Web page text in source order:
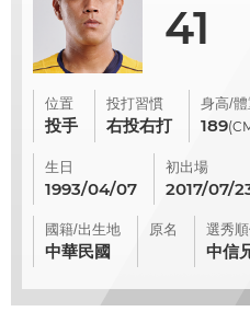
41
位置
投手
投打習慣
右投右打
身高/體
189
生日
1993/04/07
初出場
2017/07/
國籍/出生地
中華民國
原名 選秀
中信